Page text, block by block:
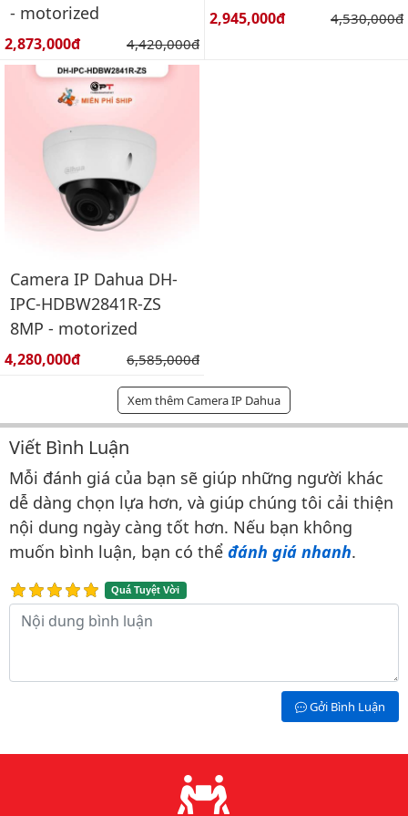
- motorized
Giá bán:
2,873,000đ Giá gốc:
4,420,000đ
Giá bán:
2,945,000đ Giá gốc:
4,530,000đ
Camera IP Dahua DH-
IPC-HDBW2841R-ZS
8MP - motorized
Giá bán:
4,280,000đ Giá gốc:
6,585,000đ
Xem thêm Camera IP Dahua
Bình luận & Đánh giá
Viết Bình Luận
Mỗi đánh giá của bạn sẽ giúp những người khác
dễ dàng chọn lựa hơn, và giúp chúng tôi cải thiện
nội dung ngày càng tốt hơn. Nếu bạn không
muốn bình luận, bạn có thể đánh giá nhanh.
Quá Tuyệt Vời
Nội dung bình luận
Gởi Bình Luận
Lý do chọn chúng tôi